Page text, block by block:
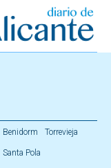
Benidorm Torrevieja
Santa Pola